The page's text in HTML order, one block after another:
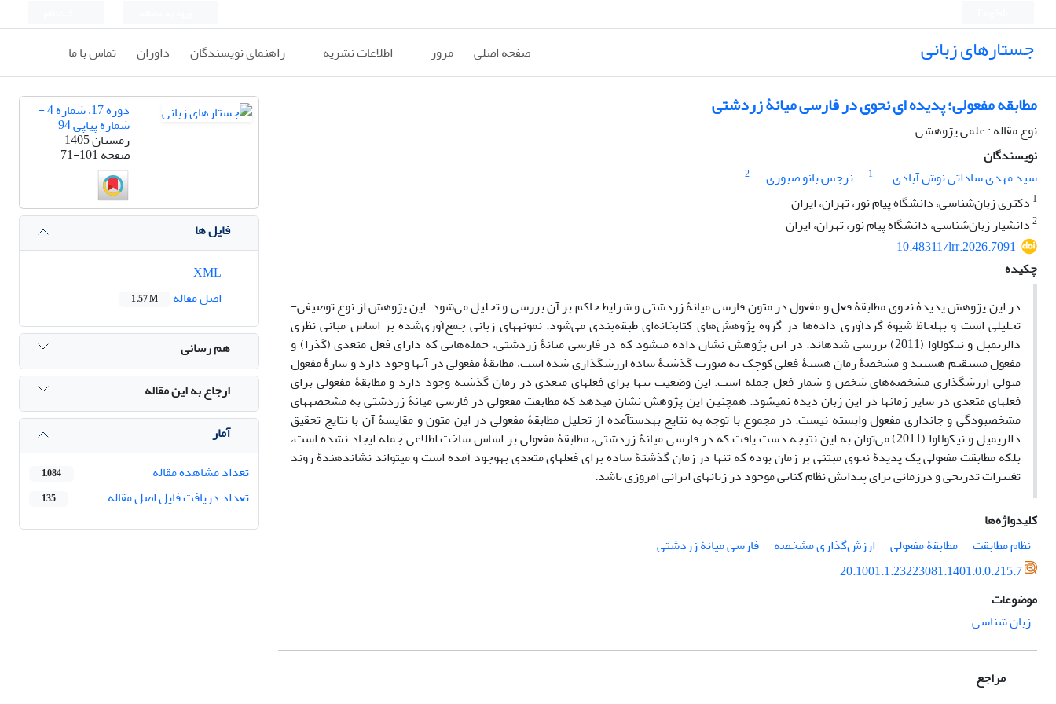
جستارهای زبانی صفحه اصلی مرور اطلاعات نشریه راهنمای نویسندگان داوران تماس با ما
مطابقه مفعولی؛ پدیده ای نحوی در فارسی میانۀ زردشتی
نوع مقاله : علمی پژوهشی
نویسندگان
سید مهدی ساداتی نوش آبادی
1 نرجس بانو صبوری
2
1 دکتری زبان‌شناسی،‌ دانشگاه پیام نور، تهران، ایران
2دانشیار زبان‌شناسی، دانشگاه پیام نور، تهران، ایران
10.48311/lrr.2026.7091
چکیده
در این پژوهش پدیدۀ نحوی مطابقۀ فعل و مفعول در متون فارسی میانۀ زردشتی و شرایط حاکم بر آن بررسی و تحلیل می‌شود. این پژوهش از نوع توصیفی-
تحلیلی است و به‏لحاظ شیوۀ گردآوری داده‌ها در گروه پژوهش‌های کتابخانه‌ای طبقه‌بندی می‌شود. نمونه‏های زبانی جمع‌آوری‌شده بر اساس مبانی نظری
دالریمپل و نیکولاوا (2011) بررسی شده‏اند. در این پژوهش نشان داده می‏شود که در فارسی میانۀ زردشتی، جمله‌هایی که دارای فعل متعدی (گذرا) و
مفعول مستقیم هستند و مشخصۀ زمان هستۀ فعلی کوچک به صورت گذشتۀ ساده ارزش‏گذاری شده است، مطابقۀ مفعولی در آن‏ها وجود دارد و سازۀ مفعول
متولی ارزش‏گذاری‌ مشخصه‌های شخص و شمار فعل جمله است. این وضعیت تنها برای فعل‏های متعدی در زمان گذشته وجود دارد و مطابقۀ مفعولی برای
فعل‏های متعدی در سایر زمان‏ها در این زبان دیده نمی‏شود. همچنین این پژوهش نشان می‏دهد که مطابقت مفعولی در فارسی میانۀ زردشتی به مشخصه‏های
مشخص‏بودگی و جانداری مفعول وابسته نیست. در مجموع با توجه به نتایج به‏دست‏آمده از تحلیل مطابقۀ مفعولی در این متون و مقایسۀ آن با نتایج تحقیق
دالریمپل و نیکولاوا (2011) می‌توان به این نتیجه دست یافت که در فارسی میانۀ زردشتی، مطابقۀ مفعولی بر اساس ساخت اطلاعی جمله ایجاد نشده است،
بلکه مطابقت مفعولی یک پدیدۀ نحوی مبتنی بر زمان بوده که تنها در زمان گذشتۀ ساده برای فعل‏های متعدی به‏وجود آمده است و می‏تواند نشان‏دهندۀ روند
تغییرات تدریجی و درزمانی برای پیدایش نظام کنایی موجود در زبان‏های ایرانی امروزی باشد.
کلیدواژه‌ها
نظام مطابقت
مطابقۀ مفعولی ارزش‌گذاری مشخصه
فارسی میانۀ زردشتی
20.1001.1.23223081.1401.0.0.215.7
موضوعات
زبان شناسی
مراجع
دوره 17، شماره 4 -
شماره پیاپی 94
زمستان 1405
صفحه71-101
فایل ها
اصل مقاله
1.57 M
هم رسانی
ارجاع به این مقاله
آمار
تعداد مشاهده مقاله
1,084
تعداد دریافت فایل اصل مقاله 135